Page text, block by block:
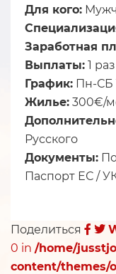
Для кого:
Заработная
Выплаты: 1
График: Пн-СБ
Жилье: 300€/
Русского
Документы:
Паспорт ЕС /
Поделиться
0 in /home/
content/themes/